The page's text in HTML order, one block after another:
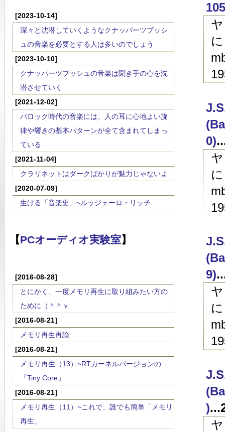
[2023-10-14]
深々と沈潜していくようなクナッパーツブッシ
ュの音楽を必要とする人は多いのでしょう
[2023-10-10]
クナッパーツブッシュの音楽は聞き手の心を沈
潜させていく
[2021-12-02]
バロック時代の音楽には、人の耳に心地よい旋
律や響きの基本パターンが全て含まれてしまっ
ている
[2021-11-04]
クラリネットはダークばかりが魅力じゃないよ
[2020-07-09]
生ける「音楽史」~ルッジェーロ・リッチ
【PCオーディオ実験室】
[2016-08-28]
とにかく、一度メモリ再生に取り組みたい方の
ために（＾＾ｖ
[2016-08-21]
メモリ再生再論
[2016-08-21]
メモリ再生（13）~RTカーネルバージョンの
「Tiny Core」
[2016-08-21]
メモリ再生（11）~これで、誰でも簡単「メモリ
再生」
0)
9)
)